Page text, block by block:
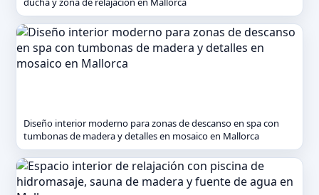
Diseño interior moderno para zonas de descanso en spa con
tumbonas de madera y detalles en mosaico en Mallorca